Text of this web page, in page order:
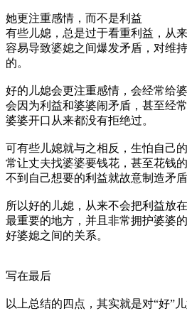
她更注重感情，而不是利益
有些儿媳，总是过于看重利益，从
容易导致婆媳之间爆发矛盾，对维
的。
好的儿媳会更注重感情，会经常给
会因为利益和婆婆闹矛盾，甚至经
婆婆开口从来都没有拒绝过。
可有些儿媳就与之相反，生怕自己
常让丈夫找婆婆要钱花，甚至花钱
不到自己想要的利益就故意制造矛
所以好的儿媳，从来不会把利益放
最重要的地方，并且非常拥护婆婆
好婆媳之间的关系。
写在最后
以上总结的四点，其实就是对“好”儿